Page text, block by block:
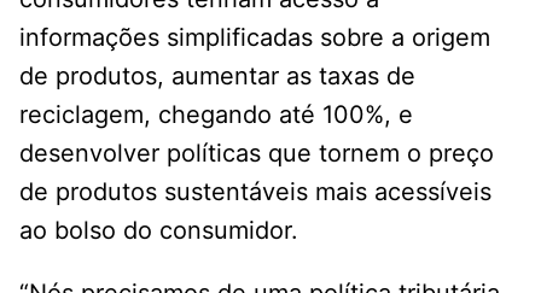
informações simplificadas sobre a origem
de produtos, aumentar as taxas de
reciclagem, chegando até 100%, e
desenvolver políticas que tornem o preço
de produtos sustentáveis mais acessíveis
ao bolso do consumidor.